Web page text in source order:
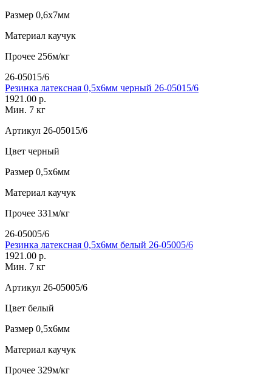
Размер 0,6х7мм
Материал каучук
Прочее 256м/кг
26-05015/6
Резинка латексная 0,5х6мм черный 26-05015/6
1921.00 р.
Мин. 7 кг
Артикул 26-05015/6
Цвет черный
Размер 0,5х6мм
Материал каучук
Прочее 331м/кг
26-05005/6
Резинка латексная 0,5х6мм белый 26-05005/6
1921.00 р.
Мин. 7 кг
Артикул 26-05005/6
Цвет белый
Размер 0,5х6мм
Материал каучук
Прочее 329м/кг